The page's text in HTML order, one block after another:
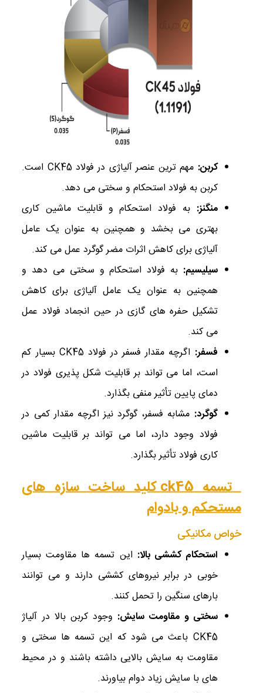
کربن:
مهم‌ ترین عنصر آلیاژی در فولاد CK45 است.
کربن به فولاد استحکام و سختی می ‌دهد.
منگنز: به فولاد استحکام و قابلیت ماشین‌ کاری
بهتری می‌ بخشد و همچنین به عنوان یک عامل
آلیاژی برای کاهش اثرات مضر گوگرد عمل می‌ کند.
سیلیسیم: به فولاد استحکام و سختی می ‌دهد و
همچنین به عنوان یک عامل آلیاژی برای کاهش
تشکیل حفره ‌های گازی در حین انجماد فولاد عمل
می‌ کند.
فسفر:
اگرچه مقدار فسفر در فولاد CK45 بسیار کم
است، اما می ‌تواند بر قابلیت شکل‌ پذیری فولاد در
دمای پایین تأثیر منفی بگذارد.
گوگرد: مشابه فسفر، گوگرد نیز اگرچه مقدار کمی در
فولاد وجود دارد، اما می‌ تواند بر قابلیت ماشین‌
کاری فولاد تأثیر بگذارد.
تسمه ck45 کلید ساخت سازه ‌های
مستحکم و بادوام
خواص مکانیکی
استحکام کششی بالا: این تسمه ‌ها مقاومت بسیار
خوبی در برابر نیروهای کششی دارند و می ‌توانند
بارهای سنگین را تحمل کنند.
سختی و مقاومت سایش: وجود کربن بالا در آلیاژ
CK45 باعث می ‌شود که این تسمه ‌ها سختی و
مقاومت به سایش بالایی داشته باشند و در محیط‌
های با سایش زیاد دوام بیاورند.